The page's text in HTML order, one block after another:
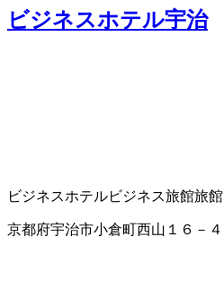
ビジネスホテル宇治
ビジネスホテルビジネス旅館旅館
京都府宇治市小倉町西山１６－４